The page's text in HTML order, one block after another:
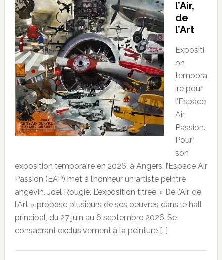
l’Air,
de
l’Art
Expositi
on
tempora
ire pour
l’Espace
Air
Passion.
Pour
son
exposition temporaire en 2026, à Angers, l’Espace Air
Passion (EAP) met à l’honneur un artiste peintre
angevin, Joël Rougié. L’exposition titrée « De l’Air, de
l’Art » propose plusieurs de ses oeuvres dans le hall
principal, du 27 juin au 6 septembre 2026. Se
consacrant exclusivement à la peinture […]